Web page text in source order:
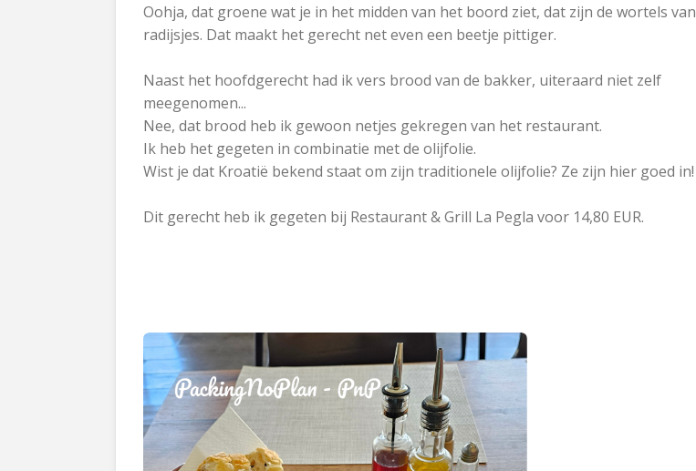
Oohja, dat groene wat je in het midden van het boord ziet, dat zijn de wortels van
radijsjes. Dat maakt het gerecht net even een beetje pittiger.
Naast het hoofdgerecht had ik vers brood van de bakker, uiteraard niet zelf
meegenomen...
Nee, dat brood heb ik gewoon netjes gekregen van het restaurant.
Ik heb het gegeten in combinatie met de olijfolie.
Wist je dat Kroatië bekend staat om zijn traditionele olijfolie? Ze zijn hier goed in!
Dit gerecht heb ik gegeten bij Restaurant & Grill La Pegla voor 14,80 EUR.